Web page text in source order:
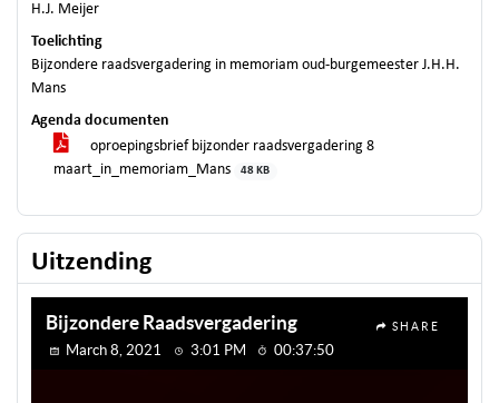
H.J. Meijer
Toelichting
Bijzondere raadsvergadering in memoriam oud-burgemeester J.H.H.
Mans
Agenda documenten
oproepingsbrief bijzonder raadsvergadering 8
maart_in_memoriam_Mans
48 KB
Uitzending